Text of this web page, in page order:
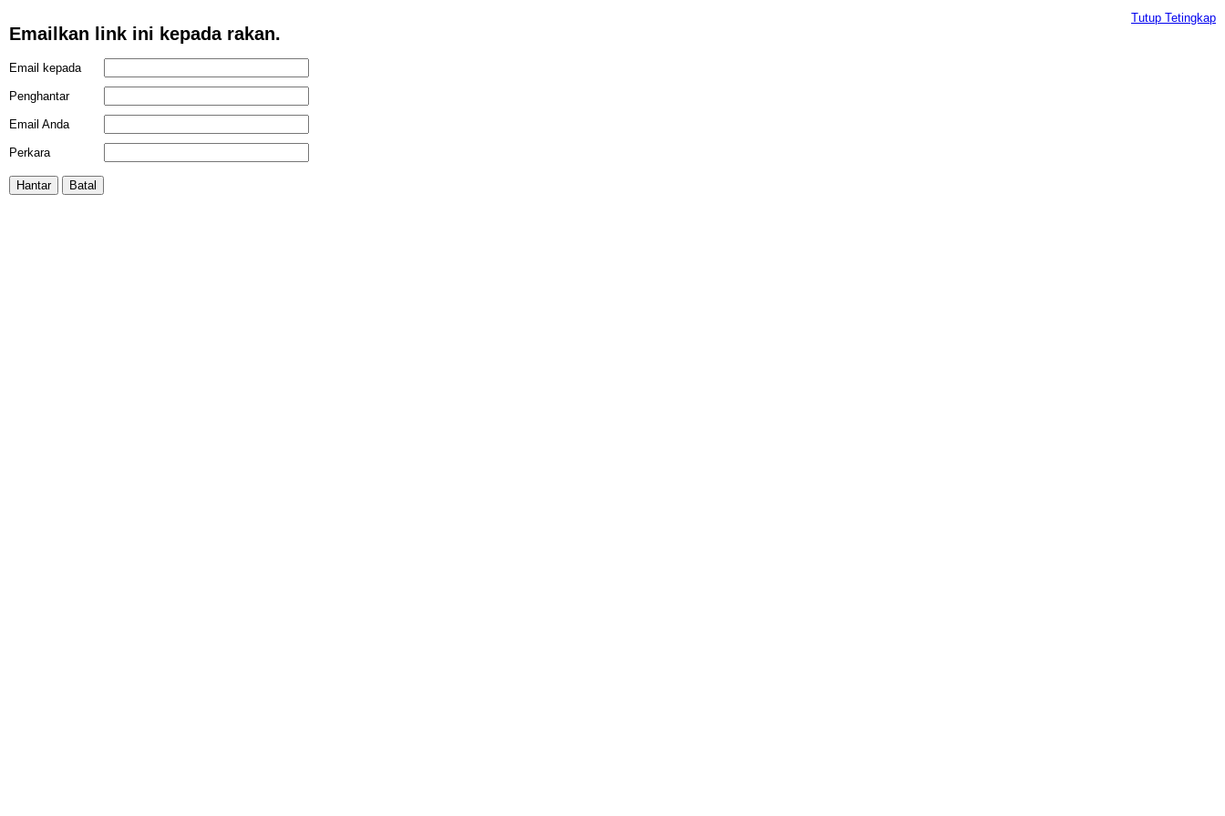
Emailkan link ini kepada rakan.
Tutup Tetingkap
Email kepada
Penghantar
Email Anda
Perkara
Hantar Batal